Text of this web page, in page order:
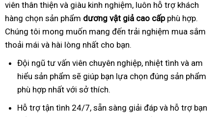
viên thân thiện và giàu kinh nghiệm, luôn hỗ trợ khách
hàng chọn sản phẩm dương vật giả cao cấpphù hợp.
Chúng tôi mong muốn mang đến trải nghiệm mua sắm
thoải mái và hài lòng nhất cho bạn.
Đội ngũ tư vấn viên chuyên nghiệp, nhiệt tình và am
hiểu sản phẩm sẽ giúp bạn lựa chọn đúng sản phẩm
phù hợp nhất với sở thích.
Hỗ trợ tận tình 24/7, sẵn sàng giải đáp và hỗ trợ bạn